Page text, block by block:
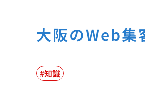
大阪のWeb集
知識